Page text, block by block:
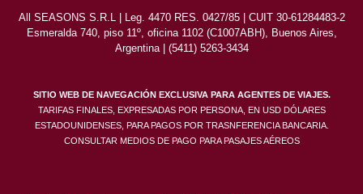
All SEASONS S.R.L | Leg. 4470 RES. 0427/85 | CUIT 30-61284483-2
Esmeralda 740, piso 11º, oficina 1102 (C1007ABH), Buenos Aires,
Argentina | (5411) 5263-3434
SITIO WEB DE NAVEGACIÓN EXCLUSIVA PARA AGENTES DE VIAJES.
TARIFAS FINALES, EXPRESADAS POR PERSONA, EN USD DÓLARES
ESTADOUNIDENSES, PARA PAGOS POR TRASNFERENCIA BANCARIA.
CONSULTAR MEDIOS DE PAGO PARA PASAJES AÉREOS